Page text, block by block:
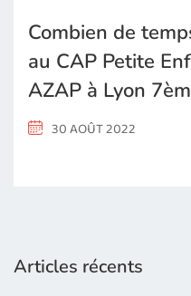
Combien de
au CAP Petite
AZAP à Lyon
30 AOÛT 2022
Articles récents